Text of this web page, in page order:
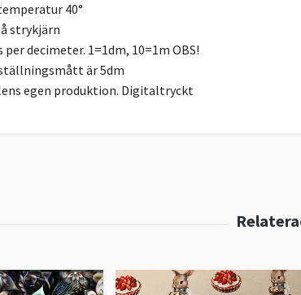
40°
strykjärn
per decimeter. 1=1dm, 10=1m OBS!
är 5dm
egen produktion. Digitaltryckt